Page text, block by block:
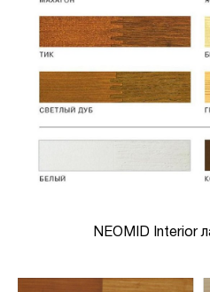
NEOMID Interior